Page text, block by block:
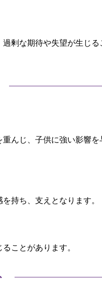
剰な期待や失望が生じる
んじ、子供に強い影響を
持ち、支えとなります。
ことがあります。